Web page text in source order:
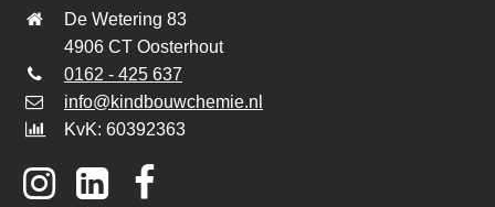
De Wetering 83
4906 CT Oosterhout
0162 - 425 637
info@kindbouwchemie.nl
KvK: 60392363